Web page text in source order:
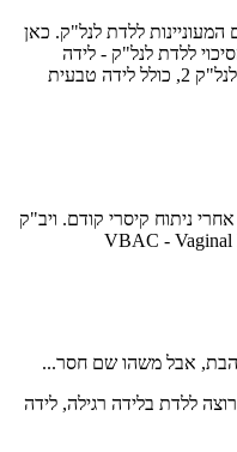
ללדת לנל"ק. כאן
ללדת לנל"ק - לידה
נרתיקית אחרי ניתוח קיסרי אחד או יותר לנל"ק 2, כולל לידה טבעית
ניתוח קיסרי קודם. ויב"ק
אבל משהו שם חסר...
ללדת בלידה רגילה, לידה